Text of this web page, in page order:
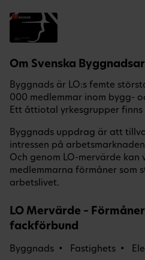
Om Svenska
Byggnads är LO:s femte
000 medlemmar inom bygg-
Ett åttiotal yrkesgrupper finns
Byggnads uppdrag är att
intressen på
Och genom LO-mervärde kan
medlemmarna förmåner som
arbetslivet.
LO Mervärde –
fackförbund
Byggnads Fastighets